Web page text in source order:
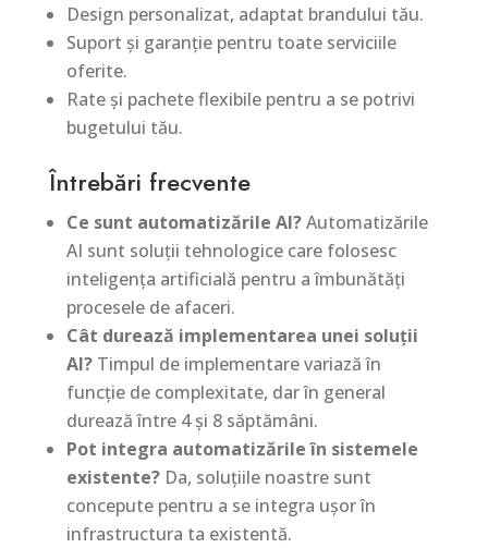
Design personalizat, adaptat brandului tău.
Suport și garanție pentru toate serviciile
oferite.
Rate și pachete flexibile pentru a se potrivi
bugetului tău.
Întrebări frecvente
Ce sunt automatizările AI?Automatizările
AI sunt soluții tehnologice care folosesc
inteligența artificială pentru a îmbunătăți
procesele de afaceri.
Cât durează implementarea unei soluții
AI?Timpul de implementare variază în
funcție de complexitate, dar în general
durează între 4 și 8 săptămâni.
Pot integra automatizările în sistemele
existente?Da, soluțiile noastre sunt
concepute pentru a se integra ușor în
infrastructura ta existentă.